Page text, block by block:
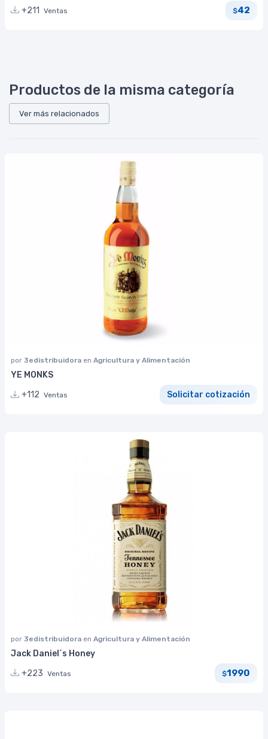
+211 Ventas $42
Productos de la misma categoría
Ver más relacionados
por 3edistribuidora en Agricultura y Alimentación
YE MONKS
+112 Ventas Solicitar cotización
por 3edistribuidora en Agricultura y Alimentación
Jack Daniel´s Honey
+223 Ventas $1990